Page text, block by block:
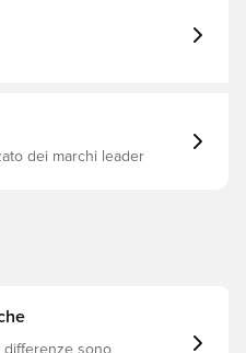
dei marchi leader
differenze sono